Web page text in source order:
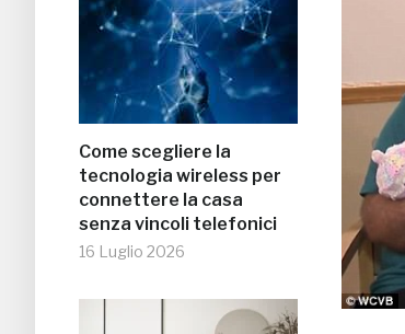
Come scegliere la
tecnologia wireless per
connettere la casa
senza vincoli telefonici
16 Luglio 2026